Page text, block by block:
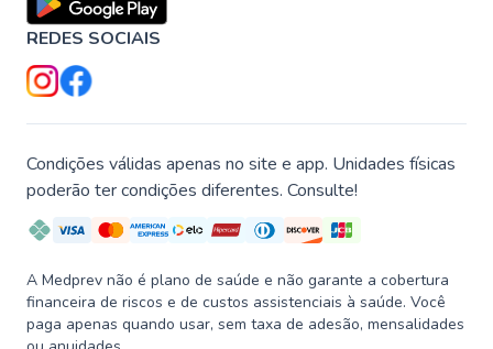
REDES SOCIAIS
Condições válidas apenas no site e app. Unidades físicas
poderão ter condições diferentes. Consulte!
A Medprev não é plano de saúde e não garante a cobertura
financeira de riscos e de custos assistenciais à saúde. Você
paga apenas quando usar, sem taxa de adesão, mensalidades